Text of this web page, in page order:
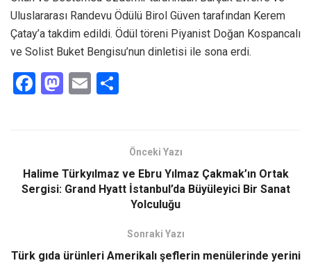
Uluslararası Randevu Ödülü Birol Güven tarafından Kerem
Çatay’a takdim edildi. Ödül töreni Piyanist Doğan Kospancalı
ve Solist Buket Bengisu’nun dinletisi ile sona erdi.
F
o
o
M
d
o
E
Önceki Yazı
Halime Türkyılmaz ve Ebru Yılmaz Çakmak’ın Ortak
Sergisi: Grand Hyatt İstanbul’da Büyüleyici Bir Sanat
Yolculuğu
Sonraki Yazı
Türk gıda ürünleri Amerikalı şeflerin menülerinde yerini